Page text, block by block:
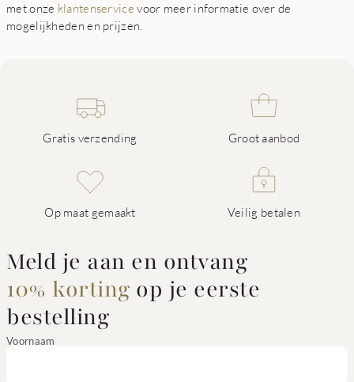
met onze klantenservice voor meer informatie over de
mogelijkheden en prijzen.
Gratis verzending Groot aanbod
Op maat gemaakt Veilig betalen
Meld je aan en ontvang
10% korting op je eerste
bestelling
Voornaam